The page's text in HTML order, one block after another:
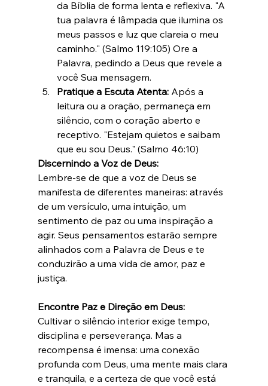
da Bíblia de forma lenta e reflexiva. "A
tua palavra é lâmpada que ilumina os
meus passos e luz que clareia o meu
caminho." (Salmo 119:105) Ore a
Palavra, pedindo a Deus que revele a
você Sua mensagem.
Pratique a Escuta Atenta: Após a
leitura ou a oração, permaneça em
silêncio, com o coração aberto e
receptivo. "Estejam quietos e saibam
que eu sou Deus." (Salmo 46:10)
Discernindo a Voz de Deus:
Lembre-se de que a voz de Deus se
manifesta de diferentes maneiras: através
de um versículo, uma intuição, um
sentimento de paz ou uma inspiração a
agir. Seus pensamentos estarão sempre
alinhados com a Palavra de Deus e te
conduzirão a uma vida de amor, paz e
justiça.
Encontre Paz e Direção em Deus:
Cultivar o silêncio interior exige tempo,
disciplina e perseverança. Mas a
recompensa é imensa: uma conexão
profunda com Deus, uma mente mais clara
e tranquila, e a certeza de que você está